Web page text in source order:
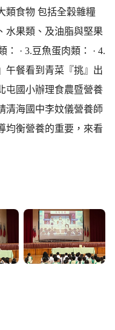
類食物 包括全穀雜糧
水果類、及油脂與堅果
： · 3.豆魚蛋肉類： · 4.
午餐看到青菜『挑』出
屯國小辦理食農暨營養
清海國中李妏儀營養師
均衡營養的重要，來看